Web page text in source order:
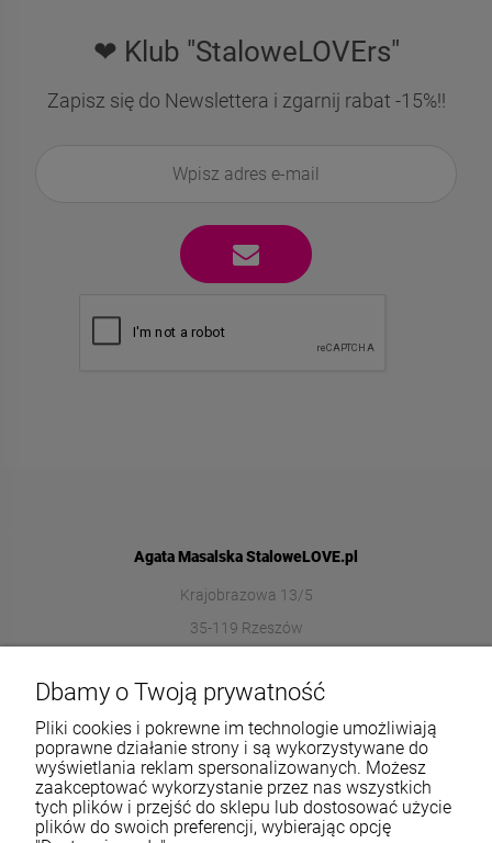
❤ Klub "StaloweLOVErs"
Zapisz się do Newslettera i zgarnij rabat -15%!!
Agata Masalska StaloweLOVE.pl
Krajobrazowa 13/5
35-119 Rzeszów
572989669
Informacje
O nas
Dbamy o Twoją prywatność
Pliki cookies i pokrewne im technologie umożliwiają
poprawne działanie strony i są wykorzystywane do
wyświetlania reklam spersonalizowanych. Możesz
zaakceptować wykorzystanie przez nas wszystkich
tych plików i przejść do sklepu lub dostosować użycie
plików do swoich preferencji, wybierając opcję